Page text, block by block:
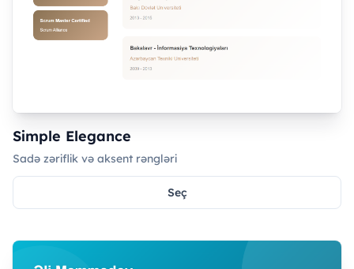
Simple Elegance
Sadə zəriflik və aksent rəngləri
Seç